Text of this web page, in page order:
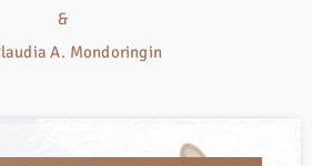
&
A. Mondoringin